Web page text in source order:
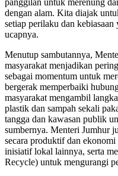
panggilan untuk merenung
dengan alam. Kita diajak
setiap perilaku dan
ucapnya.
Menutup sambutannya,
masyarakat menjadikan
sebagai momentum untuk
bergerak memperbaiki
masyarakat mengambil
plastik dan sampah sekali
tangga dan kawasan publik
sumbernya. Menteri Jumhur
secara produktif dan
inisiatif lokal lainnya, serta
Recycle) untuk mengurangi